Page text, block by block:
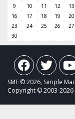
9
10 11 12 13
16
17 18 19 20
23
24 25 26 27
30
SMF © 2026, Simple
Copyright © 2003-2026